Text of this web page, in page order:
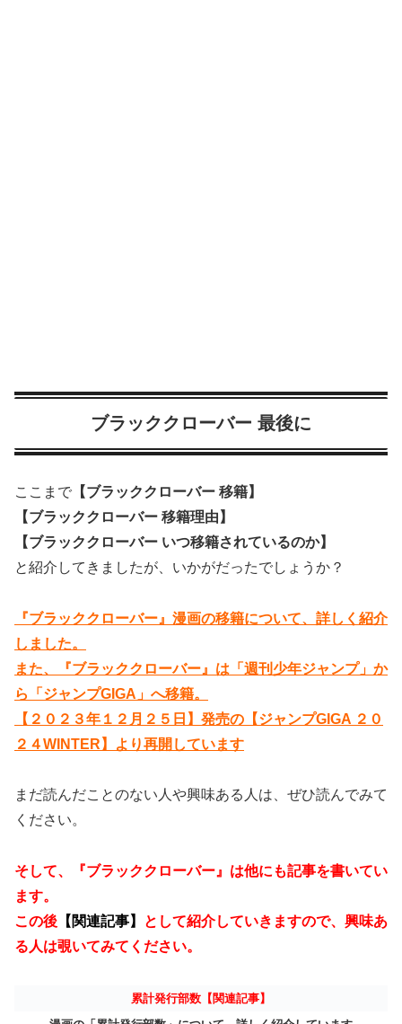
ブラッククローバー 最後に
ここまで 【ブラッククローバー 移籍】
【ブラッククローバー 移籍理由】
【ブラッククローバー いつ移籍されているのか】
と紹介してきましたが、いかがだったでしょうか？
『ブラッククローバー』漫画の移籍について、詳しく紹介
しました。
また、『ブラッククローバー』は「週刊少年ジャンプ」か
ら「ジャンプGIGA」へ移籍。
【２０２３年１２月２５日】発売の【ジャンプGIGA ２０
２４WINTER】より再開しています
まだ読んだことのない人や興味ある人は、ぜひ読んでみて
ください。
そして、『ブラッククローバー』は他にも記事を書いてい
ます。
この後 【関連記事】
として紹介していきますので、興味あ
る人は覗いてみてください。
累計発行部数【関連記事】